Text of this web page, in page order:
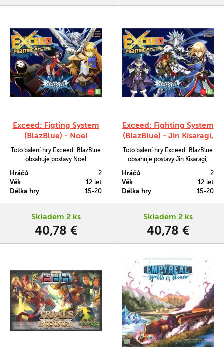
Exceed: Figting System
(BlazBlue) - Noel
Vermillion, Arakune, v -
No. 13, Litchi Faye Ling
Toto balení hry Exceed: BlazBlue
obsahuje postavy Noel
Hráčů
2
Věk
12 let
Délka hry
15-20
Skladem 2 ks
40,78 €
Exceed: Fighting System
(BlazBlue) - Jin Kisaragi,
Carl Clover, Hakumen,
Bang Shishigami
Toto balení hry Exceed: BlazBlue
obsahuje postavy Jin Kisaragi,
Hráčů
2
Věk
12 let
Délka hry
15-20
Skladem 2 ks
40,78 €